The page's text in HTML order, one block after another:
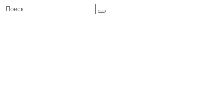
Перейти
к
Search
for: